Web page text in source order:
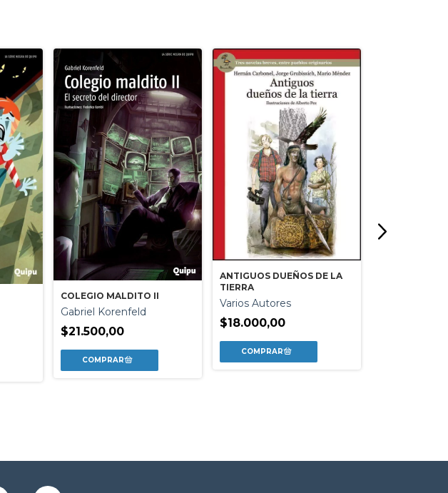
COLEGIO MALDITO II
Gabriel Korenfeld
$21.500,00
ANTIGUOS DUEÑOS DE LA
TIERRA
Varios Autores
$18.000,00